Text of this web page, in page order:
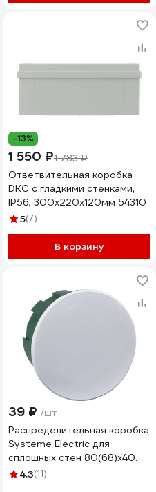
-13%
1 550 ₽1 783 ₽
Ответвительная коробка
DKC с гладкими стенками,
IP56, 300x220x120мм 54310
5(7)
В корзину
39 ₽ /шт
Распределительная коробка
Systeme Electric для
сплошных стен 80(68)x40
diy IMT351201
4.3(11)